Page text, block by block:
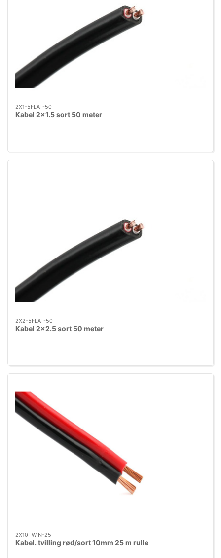
2X1-5FLAT-50
Kabel 2x1.5 sort 50 meter
2X2-5FLAT-50
Kabel 2x2.5 sort 50 meter
2X10TWIN-25
Kabel. tvilling rød/sort 10mm 25 m rulle